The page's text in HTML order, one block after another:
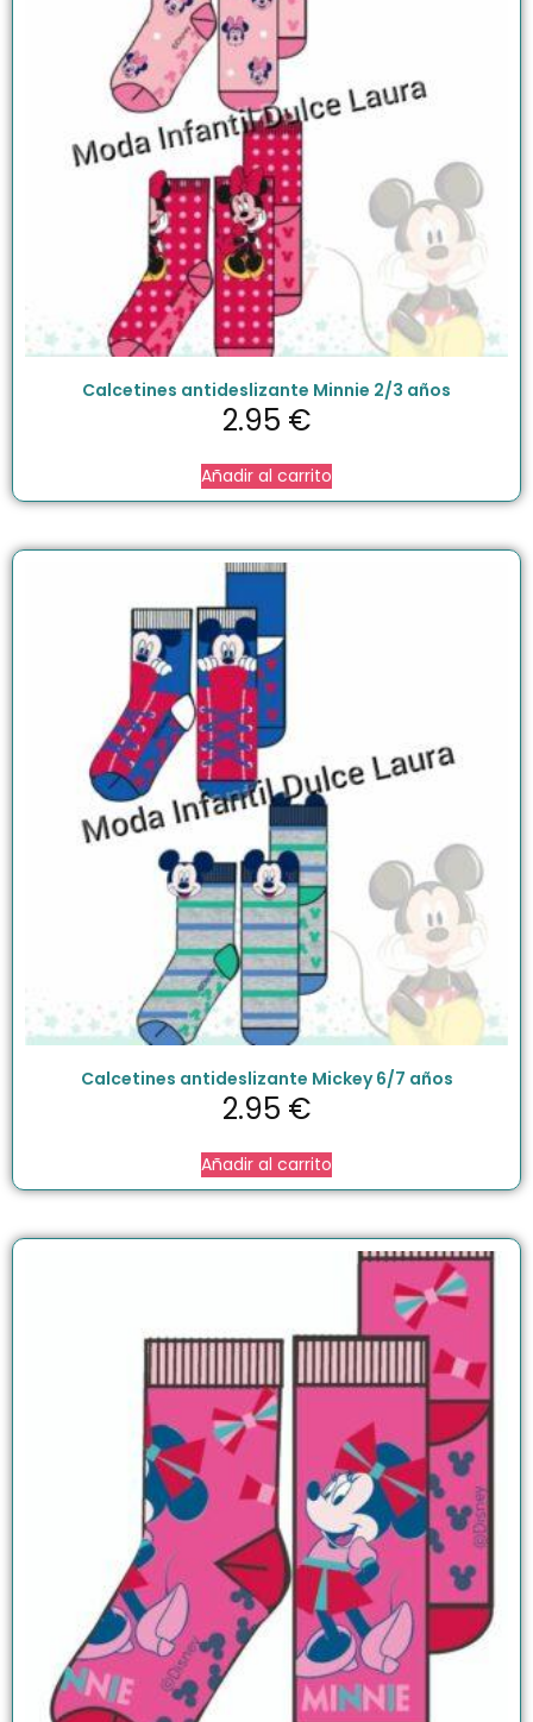
Calcetines antideslizante Minnie 2/3 años
2.95 €
Añadir al carrito
Calcetines antideslizante Mickey 6/7 años
2.95 €
Añadir al carrito